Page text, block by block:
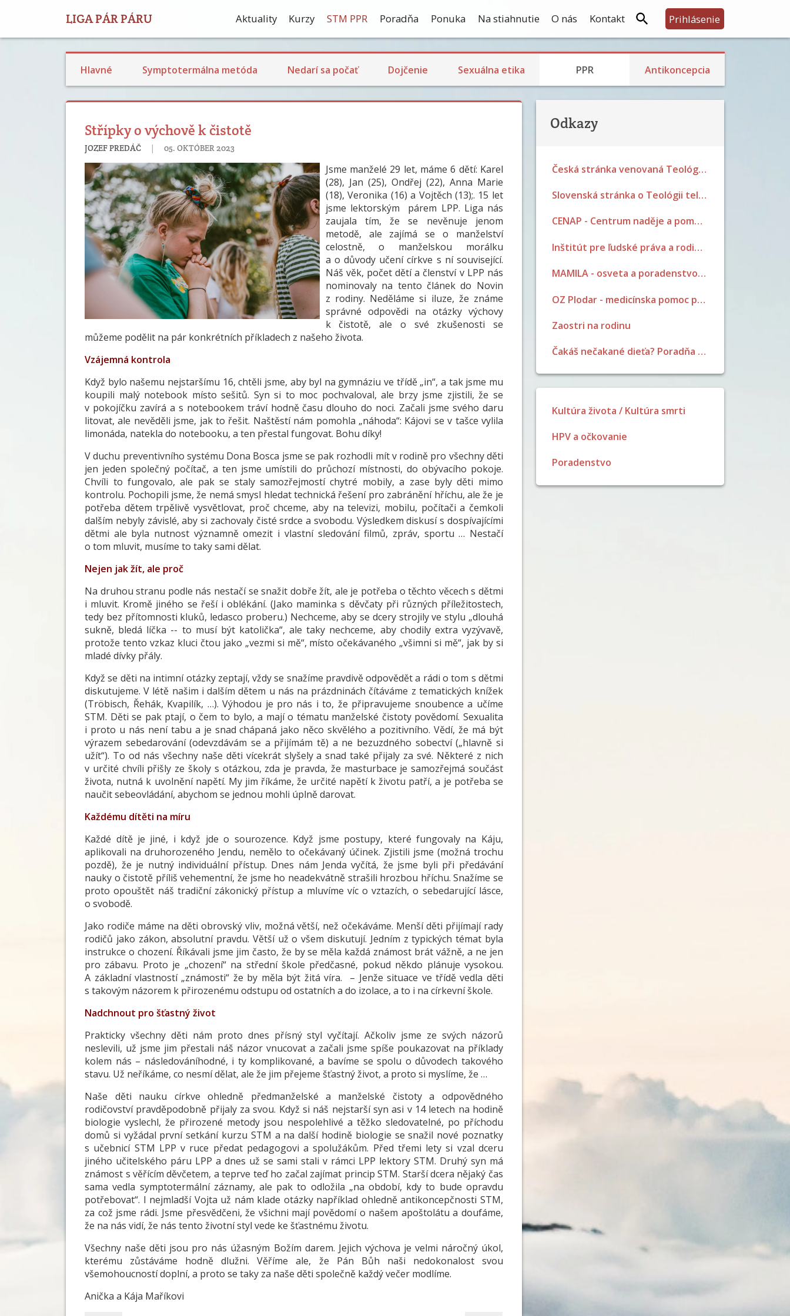
LIGA PÁR PÁRU Prihlásenie
Aktuality Kurzy STM PPR Poradňa Ponuka Na stiahnutie O nás Kontakt
Hlavné Symptotermálna metóda Nedarí sa počať Dojčenie Sexuálna etika PPR Antikoncepcia
Střípky o výchově k čistotě
JOZEF PREDÁČ |05. OKTÓBER 2023
Jsme manželé 29 let, máme 6 dětí: Karel
(28), Jan (25), Ondřej (22), Anna Marie
(18), Veronika (16) a Vojtěch (13);. 15 let
jsme lektorským párem LPP. Liga nás
zaujala tím, že se nevěnuje jenom
metodě, ale zajímá se o manželství
celostně, o manželskou morálku
a o důvody učení církve s ní související.
Náš věk, počet dětí a členství v LPP nás
nominovaly na tento článek do Novin
z rodiny. Neděláme si iluze, že známe
správné odpovědi na otázky výchovy
k čistotě, ale o své zkušenosti se
můžeme podělit na pár konkrétních příkladech z našeho života.
Vzájemná kontrola
Když bylo našemu nejstaršímu 16, chtěli jsme, aby byl na gymnáziu ve třídě „in“, a tak jsme mu
koupili malý notebook místo sešitů. Syn si to moc pochvaloval, ale brzy jsme zjistili, že se
v pokojíčku zavírá a s notebookem tráví hodně času dlouho do noci. Začali jsme svého daru
litovat, ale nevěděli jsme, jak to řešit. Naštěstí nám pomohla „náhoda“: Kájovi se v tašce vylila
limonáda, natekla do notebooku, a ten přestal fungovat. Bohu díky!
V duchu preventivního systému Dona Bosca jsme se pak rozhodli mít v rodině pro všechny děti
jen jeden společný počítač, a ten jsme umístili do průchozí místnosti, do obývacího pokoje.
Chvíli to fungovalo, ale pak se staly samozřejmostí chytré mobily, a zase byly děti mimo
kontrolu. Pochopili jsme, že nemá smysl hledat technická řešení pro zabránění hříchu, ale že je
potřeba dětem trpělivě vysvětlovat, proč chceme, aby na televizi, mobilu, počítači a čemkoli
dalším nebyly závislé, aby si zachovaly čisté srdce a svobodu. Výsledkem diskusí s dospívajícími
dětmi ale byla nutnost významně omezit i vlastní sledování filmů, zpráv, sportu … Nestačí
o tom mluvit, musíme to taky sami dělat.
Nejen jak žít, ale proč
Na druhou stranu podle nás nestačí se snažit dobře žít, ale je potřeba o těchto věcech s dětmi
i mluvit. Kromě jiného se řeší i oblékání. (Jako maminka s děvčaty při různých příležitostech,
tedy bez přítomnosti kluků, ledasco proberu.) Nechceme, aby se dcery strojily ve stylu „dlouhá
sukně, bledá líčka -- to musí být katolička“, ale taky nechceme, aby chodily extra vyzývavě,
protože tento vzkaz kluci čtou jako „vezmi si mě“, místo očekávaného „všimni si mě“, jak by si
mladé dívky přály.
Když se děti na intimní otázky zeptají, vždy se snažíme pravdivě odpovědět a rádi o tom s dětmi
diskutujeme. V létě našim i dalším dětem u nás na prázdninách čítáváme z tematických knížek
(Tröbisch, Řehák, Kvapilík, …). Výhodou je pro nás i to, že připravujeme snoubence a učíme
STM. Děti se pak ptají, o čem to bylo, a mají o tématu manželské čistoty povědomí. Sexualita
i proto u nás není tabu a je snad chápaná jako něco skvělého a pozitivního. Vědí, že má být
výrazem sebedarování (odevzdávám se a přijímám tě) a ne bezuzdného sobectví („hlavně si
užít“). To od nás všechny naše děti vícekrát slyšely a snad také přijaly za své. Některé z nich
v určité chvíli přišly ze školy s otázkou, zda je pravda, že masturbace je samozřejmá součást
života, nutná k uvolnění napětí. My jim říkáme, že určité napětí k životu patří, a je potřeba se
naučit sebeovládání, abychom se jednou mohli úplně darovat.
Každému dítěti na míru
Každé dítě je jiné, i když jde o sourozence. Když jsme postupy, které fungovaly na Káju,
aplikovali na druhorozeného Jendu, nemělo to očekávaný účinek. Zjistili jsme (možná trochu
pozdě), že je nutný individuální přístup. Dnes nám Jenda vyčítá, že jsme byli při předávání
nauky o čistotě příliš vehementní, že jsme ho neadekvátně strašili hrozbou hříchu. Snažíme se
proto opouštět náš tradiční zákonický přístup a mluvíme víc o vztazích, o sebedarující lásce,
o svobodě.
Jako rodiče máme na děti obrovský vliv, možná větší, než očekáváme. Menší děti přijímají rady
rodičů jako zákon, absolutní pravdu. Větší už o všem diskutují. Jedním z typických témat byla
instrukce o chození. Říkávali jsme jim často, že by se měla každá známost brát vážně, a ne jen
pro zábavu. Proto je „chození“ na střední škole předčasné, pokud někdo plánuje vysokou.
A základní vlastností „známosti“ že by měla být žitá víra. – Jenže situace ve třídě vedla děti
s takovým názorem k přirozenému odstupu od ostatních a do izolace, a to i na církevní škole.
Nadchnout pro šťastný život
Prakticky všechny děti nám proto dnes přísný styl vyčítají. Ačkoliv jsme ze svých názorů
neslevili, už jsme jim přestali náš názor vnucovat a začali jsme spíše poukazovat na příklady
kolem nás – následováníhodné, i ty komplikované, a bavíme se spolu o důvodech takového
stavu. Už neříkáme, co nesmí dělat, ale že jim přejeme šťastný život, a proto si myslíme, že …
Naše děti nauku církve ohledně předmanželské a manželské čistoty a odpovědného
rodičovství pravděpodobně přijaly za svou. Když si náš nejstarší syn asi v 14 letech na hodině
biologie vyslechl, že přirozené metody jsou nespolehlivé a těžko sledovatelné, po příchodu
domů si vyžádal první setkání kurzu STM a na další hodině biologie se snažil nové poznatky
s učebnicí STM LPP v ruce předat pedagogovi a spolužákům. Před třemi lety si vzal dceru
jiného učitelského páru LPP a dnes už se sami stali v rámci LPP lektory STM. Druhý syn má
známost s věřícím děvčetem, a teprve teď ho začal zajímat princip STM. Starší dcera nějaký čas
sama vedla symptotermální záznamy, ale pak to odložila „na období, kdy to bude opravdu
potřebovat“. I nejmladší Vojta už nám klade otázky například ohledně antikoncepčnosti STM,
za což jsme rádi. Jsme přesvědčeni, že všichni mají povědomí o našem apoštolátu a doufáme,
že na nás vidí, že nás tento životní styl vede ke šťastnému životu.
Všechny naše děti jsou pro nás úžasným Božím darem. Jejich výchova je velmi náročný úkol,
kterému zůstáváme hodně dlužni. Věříme ale, že Pán Bůh naši nedokonalost svou
všemohoucností doplní, a proto se taky za naše děti společně každý večer modlíme.
Anička a Kája Maříkovi
Odkazy
Česká stránka venovaná Teológii tela Jána Pavla II.
Slovenská stránka o Teológii tela Jána Pavla II.
CENAP - Centrum naděje a pomoci Brno
Inštitút pre ľudské práva a rodinnú politiku
MAMILA - osveta a poradenstvo pri dojčení
OZ Plodar - medicínska pomoc pri neplodnosti
Zaostri na rodinu
Čakáš nečakané dieťa? Poradňa pre ženy a dievčatá
Kultúra života / Kultúra smrti
HPV a očkovanie
Poradenstvo